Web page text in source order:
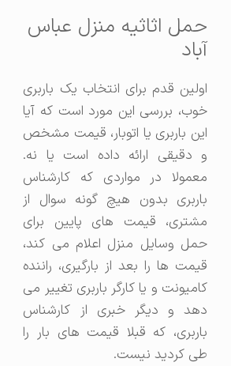
حمل اثاثیه منزل عباس
آباد
اولین قدم برای انتخاب یک باربری
خوب، بررسی این مورد است که آیا
این باربری یا اتوبار، قیمت مشخص
و دقیقی ارائه داده است یا نه.
معمولا در مواردی که کارشناس
باربری بدون هیچ گونه سوال از
مشتری، قیمت های پایین برای
حمل وسایل منزل اعلام می کند،
قیمت ها را بعد از بارگیری، راننده
کامیونت و یا کارگر باربری تغییر می
دهد و دیگر خبری از کارشناس
باربری، که قبلا قیمت های بار را
طی کردید نیست.